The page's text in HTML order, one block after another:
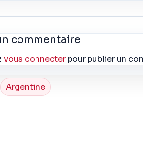
commentaire
vous connecter pour publier un
Argentine